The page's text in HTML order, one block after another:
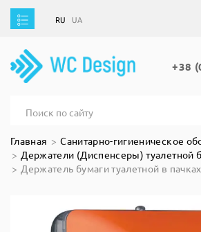
UA
+38
RU UA
Главная
Санитарно-гигиеническое
Держатели (Диспенсеры) туалетной
Держатель бумаги туалетной в